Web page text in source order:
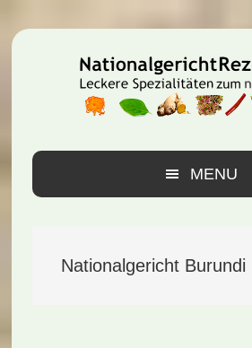
Hauptnavigation
Inhalt
Seitenspalte
MENU
Nationalgericht Burundi